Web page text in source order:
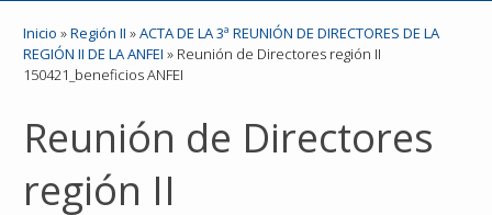
La ANFEI
Organización
Miembros
Reuniones y Conferencias
Inicio »Región II »ACTA DE LA 3ª REUNIÓN DE DIRECTORES DE LA
REGIÓN II DE LA ANFEI » Reunión de Directores región II
150421_beneficios ANFEI
Reunión de Directores
región II